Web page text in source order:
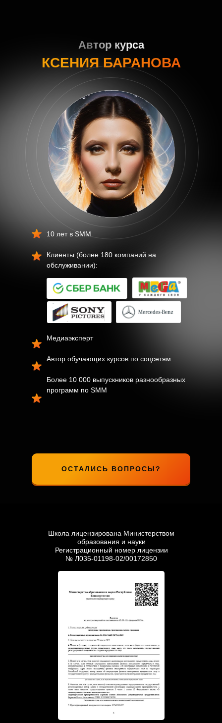
10 лет в SMM
Клиенты (более 180 компаний на
обслуживании):
Медиаэксперт
Автор обучающих курсов по соцсетям
Более 10 000 выпускников разнообразных
программ по SMM
Автор курса
КСЕНИЯ БАРАНОВА
ОСТАЛИСЬ ВОПРОСЫ?
Школа лицензирована Министерством
образования и науки
Регистрационный номер лицензии
№ Л035-01198-02/00172850